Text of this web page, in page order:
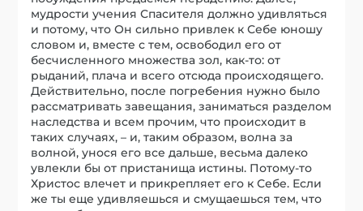
мудрости учения Спасителя должно удивляться
и потому, что Он сильно привлек к Себе юношу
словом и, вместе с тем, освободил его от
бесчисленного множества зол, как-то: от
рыданий, плача и всего отсюда происходящего.
Действительно, после погребения нужно было
рассматривать завещания, заниматься разделом
наследства и всем прочим, что происходит в
таких случаях, – и, таким образом, волна за
волной, унося его все дальше, весьма далеко
увлекли бы от пристанища истины. Потому-то
Христос влечет и прикрепляет его к Себе. Если
же ты еще удивляешься и смущаешься тем, что